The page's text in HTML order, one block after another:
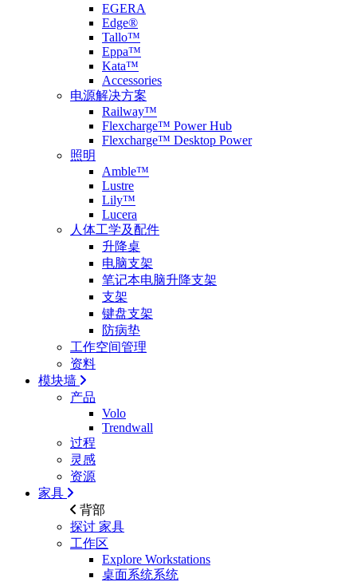
EGERA
Edge®
Tallo™
Eppa™
Kata™
Accessories
电源解决方案
Railway™
Flexcharge™ Power Hub
Flexcharge™ Desktop Power
照明
Amble™
Lustre
Lily™
Lucera
人体工学及配件
升降桌
电脑支架
笔记本电脑升降支架
支架
键盘支架
防病垫
工作空间管理
资料
模块墙
产品
Volo
Trendwall
过程
灵感
资源
家具
背部
探讨 家具
工作区
Explore Workstations
桌面系统系统